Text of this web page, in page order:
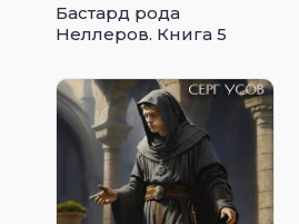
Бастард рода
Неллеров. Книга 5